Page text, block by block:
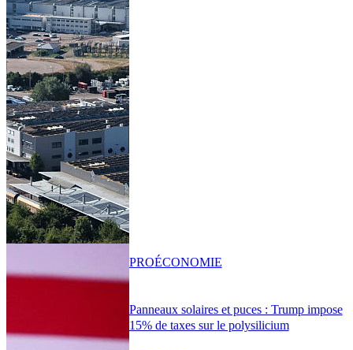
Panneaux solaires et puces : Trump impose
15% de taxes sur le polysilicium
PROÉCONOMIE